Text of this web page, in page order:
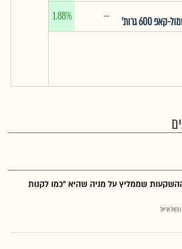
600 גרות' --
1.88%
שממליץ על מניה שהיא "כמו לקנות
נתנאל אריאל